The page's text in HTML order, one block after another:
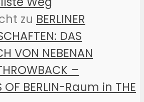
zu BERLINER
DAS
VON NEBENAN
–
OF BERLIN-Raum in THE